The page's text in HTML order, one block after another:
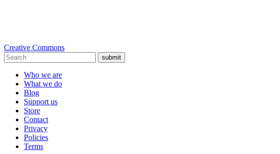
Creative Commons
submit
Who we are
What we do
Blog
Support us
Store
Contact
Privacy
Policies
Terms